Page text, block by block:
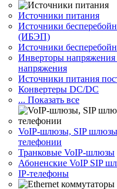
Источники питания
Источники
(ИБЭП)
Источники
Инверторы напряжения
напряжения
Источники питания
Конвертеры DC/DC
... Показать все
VoIP-шлюзы, SIP шлюзы
телефонии
Транковые VoIP-шлюзы
Абоненские VoIP SIP
IP-телефоны